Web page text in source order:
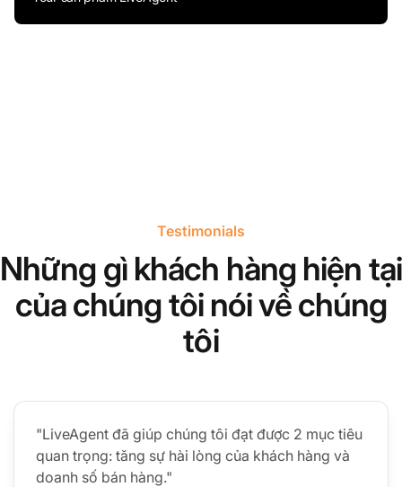
Testimonials
Những gì khách hàng hiện tại
của chúng tôi nói về chúng
tôi
"LiveAgent đã giúp chúng tôi đạt được 2 mục tiêu
quan trọng: tăng sự hài lòng của khách hàng và
doanh số bán hàng."